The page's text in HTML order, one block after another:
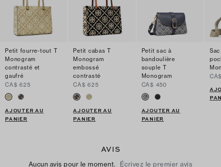
Petit fourre-tout T
Monogram
contrasté et
gaufré
CA$ 625
AJOUTER AU
PANIER
Petit cabas T
Monogram
embossé
contrasté
CA$ 625
AJOUTER AU
PANIER
Petit sac à
bandoulière
souple T
Monogram
CA$ 450
AJOUTER AU
PANIER
AVIS
Aucun avis pour le moment. Écrivez le premier avis